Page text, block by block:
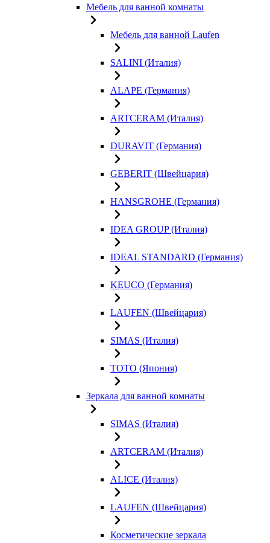
Мебель для ванной комнаты
Мебель для ванной Laufen
SALINI (Италия)
ALAPE (Германия)
ARTCERAM (Италия)
DURAVIT (Германия)
GEBERIT (Швейцария)
HANSGROHE (Германия)
IDEA GROUP (Италия)
IDEAL STANDARD (Германия)
KEUCO (Германия)
LAUFEN (Швейцария)
SIMAS (Италия)
TOTO (Япония)
Зеркала для ванной комнаты
SIMAS (Италия)
ARTCERAM (Италия)
ALICE (Италия)
LAUFEN (Швейцария)
Косметические зеркала